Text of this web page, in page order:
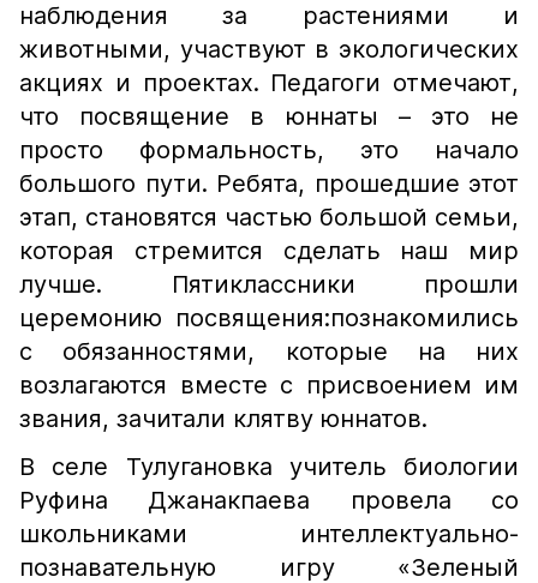
наблюдения за растениями и
животными, участвуют в экологических
акциях и проектах. Педагоги отмечают,
что посвящение в юннаты – это не
просто формальность, это начало
большого пути. Ребята, прошедшие этот
этап, становятся частью большой семьи,
которая стремится сделать наш мир
лучше. Пятиклассники прошли
церемонию посвящения:познакомились
с обязанностями, которые на них
возлагаются вместе с присвоением им
звания, зачитали клятву юннатов.
В селе Тулугановка учитель биологии
Руфина Джанакпаева провела со
школьниками интеллектуально-
познавательную игру «Зеленый